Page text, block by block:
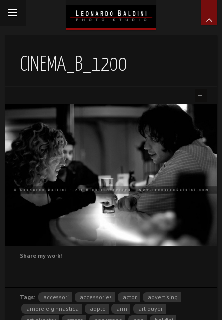
CINEMA_B_1200
Share my work!
Tags: accessori accessories actor
advertising
amore e ginnastica
apple arm
art buyer